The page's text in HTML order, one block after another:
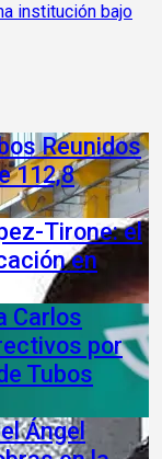
institución bajo
Reunidos
112,8
Tirone: el
en
Carlos
por
Tubos
Ángel